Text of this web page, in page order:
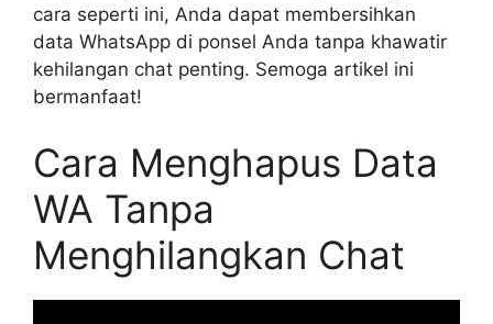
cara seperti ini, Anda dapat membersihkan
data WhatsApp di ponsel Anda tanpa khawatir
kehilangan chat penting. Semoga artikel ini
bermanfaat!
Cara Menghapus Data
WA Tanpa
Menghilangkan Chat